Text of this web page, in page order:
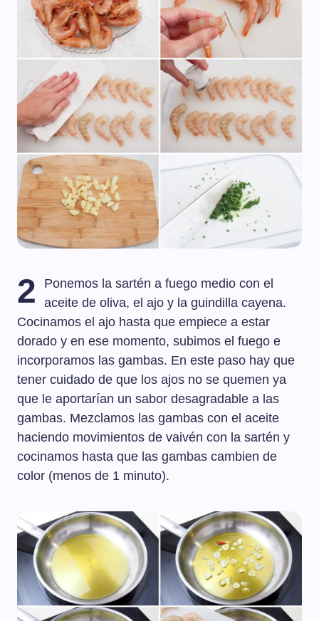
2
Ponemos la sartén a fuego medio con el
aceite de oliva, el ajo y la guindilla cayena.
Cocinamos el ajo hasta que empiece a estar
dorado y en ese momento, subimos el fuego e
incorporamos las gambas. En este paso hay que
tener cuidado de que los ajos no se quemen ya
que le aportarían un sabor desagradable a las
gambas. Mezclamos las gambas con el aceite
haciendo movimientos de vaivén con la sartén y
cocinamos hasta que las gambas cambien de
color (menos de 1 minuto).